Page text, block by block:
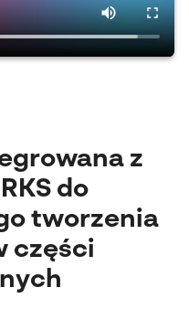
z
do
tworzenia
części